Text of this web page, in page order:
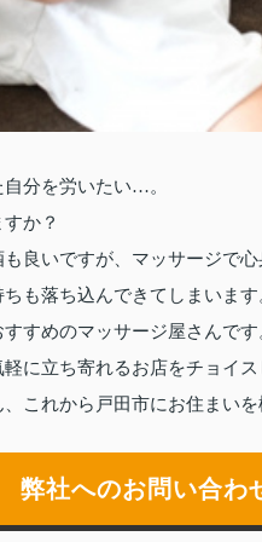
分を労いたい…。
か？
良いですが、マッサージで
も落ち込んできてしまいます
すめのマッサージ屋さんです
に立ち寄れるお店をチョイス
これから戸田市にお住まい
弊社へのお問い合わ